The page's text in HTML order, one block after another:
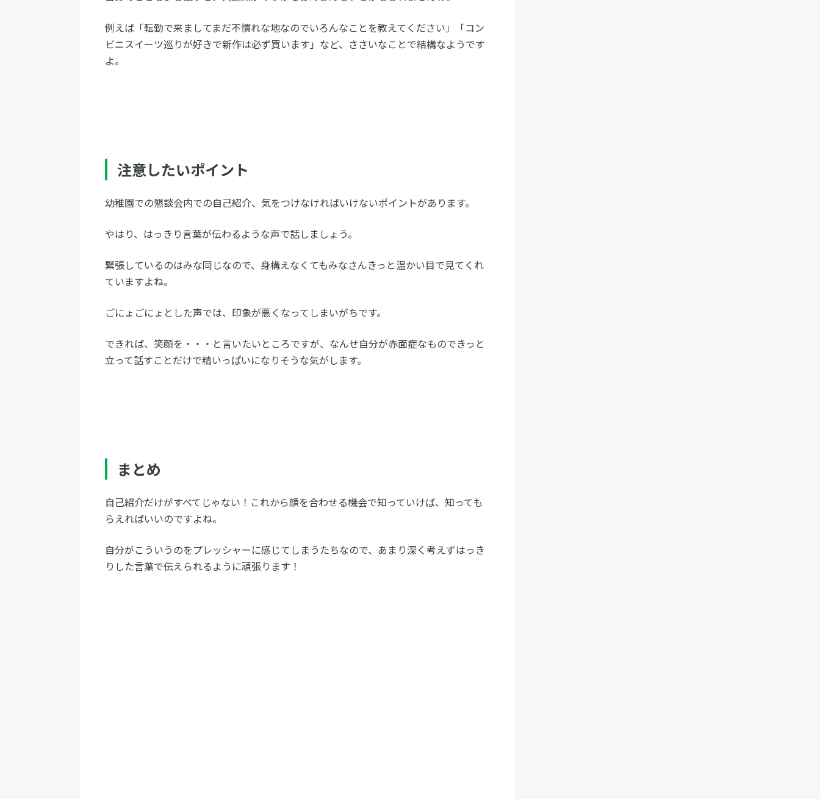
例えば「転勤で来ましてまだ不慣れな地なのでいろんなことを教えてください」「コン
ビニスイーツ巡りが好きで新作は必ず買います」など、ささいなことで結構なようです
よ。
注意したいポイント
幼稚園での懇談会内での自己紹介、気をつけなければいけないポイントがあります。
やはり、はっきり言葉が伝わるような声で話しましょう。
緊張しているのはみな同じなので、身構えなくてもみなさんきっと温かい目で見てくれ
ていますよね。
ごにょごにょとした声では、印象が悪くなってしまいがちです。
できれば、笑顔を・・・と言いたいところですが、なんせ自分が赤面症なものできっと
立って話すことだけで精いっぱいになりそうな気がします。
まとめ
自己紹介だけがすべてじゃない！これから顔を合わせる機会で知っていけば、知っても
らえればいいのですよね。
自分がこういうのをプレッシャーに感じてしまうたちなので、あまり深く考えずはっき
りした言葉で伝えられるように頑張ります！